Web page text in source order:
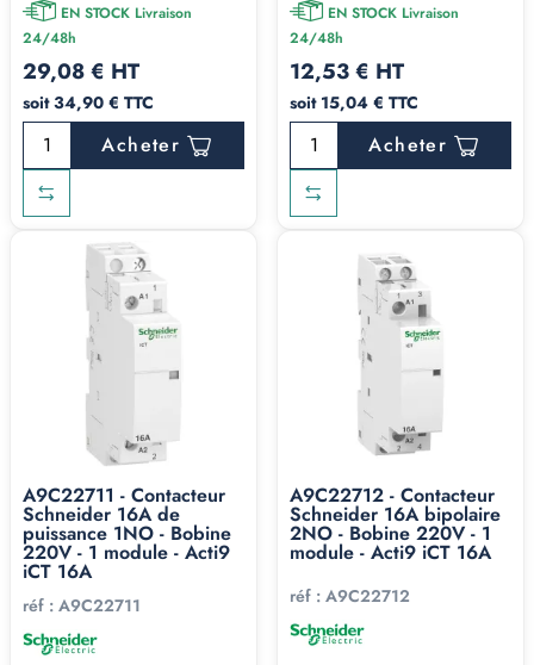
EN STOCK Livraison
24/48h
29,08 € HT
soit 34,90 € TTC
Acheter
EN STOCK Livraison
24/48h
12,53 € HT
soit 15,04 € TTC
Acheter
A9C22711 - Contacteur
Schneider 16A de
puissance 1NO - Bobine
220V - 1 module - Acti9
iCT 16A
réf : A9C22711
A9C22712 - Contacteur
Schneider 16A bipolaire
2NO - Bobine 220V - 1
module - Acti9 iCT 16A
réf : A9C22712